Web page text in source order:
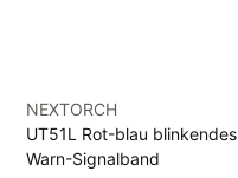
NEXTORCH
UT51L Rot-blau blinkendes
Warn-Signalband